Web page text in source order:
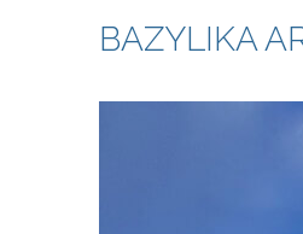
BAZYLIKA